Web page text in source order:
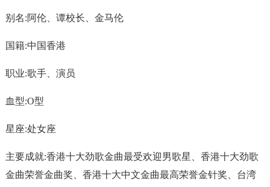
别名:阿伦、谭校长、金马伦
国籍:中国香港
职业:歌手、演员
血型:O型
星座:处女座
主要成就:香港十大劲歌金曲最受欢迎男歌星、香港十大劲歌
金曲荣誉金曲奖、香港十大中文金曲最高荣誉金针奖、台湾